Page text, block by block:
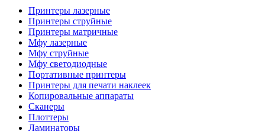
Камеры для видеоконференцсвязи
Аксессуары для видеоконференцсвязи
Системы безопасности и умный дом
Комплекты видеонаблюдения
Мониторы и видеостены
Регистраторы
Принтеры лазерные
Принтеры струйные
Принтеры матричные
Мфу лазерные
Мфу струйные
Мфу светодиодные
Портативные принтеры
Принтеры для печати наклеек
Копировальные аппараты
Сканеры
Плоттеры
Ламинаторы